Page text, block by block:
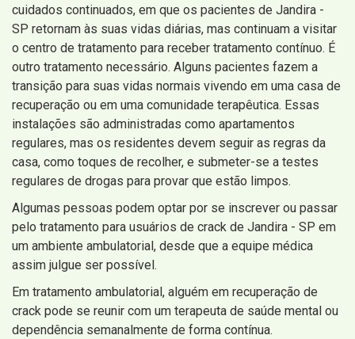
cuidados continuados, em que os pacientes de Jandira -
SP retornam às suas vidas diárias, mas continuam a visitar
o centro de tratamento para receber tratamento contínuo. É
outro tratamento necessário. Alguns pacientes fazem a
transição para suas vidas normais vivendo em uma casa de
recuperação ou em uma comunidade terapêutica. Essas
instalações são administradas como apartamentos
regulares, mas os residentes devem seguir as regras da
casa, como toques de recolher, e submeter-se a testes
regulares de drogas para provar que estão limpos.
Algumas pessoas podem optar por se inscrever ou passar
pelo tratamento para usuários de crack de Jandira - SP em
um ambiente ambulatorial, desde que a equipe médica
assim julgue ser possível.
Em tratamento ambulatorial, alguém em recuperação de
crack pode se reunir com um terapeuta de saúde mental ou
dependência semanalmente de forma contínua.